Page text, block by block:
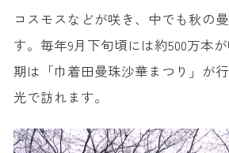
コスモスなどが咲き、中でも秋の
す。毎年9月下旬頃には約500万本
期は「巾着田曼珠沙華まつり」が
光で訪れます。